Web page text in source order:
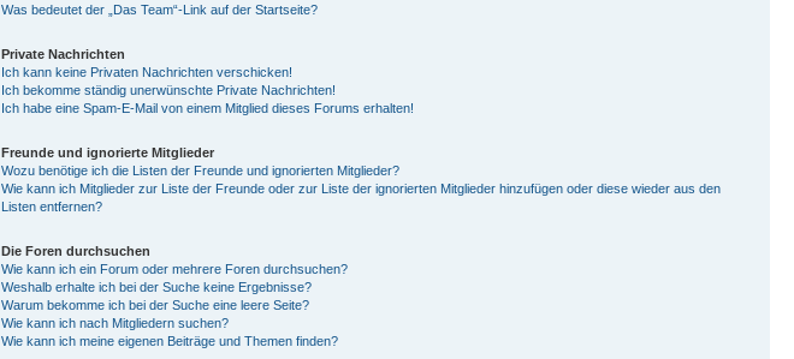
Was bedeutet der „Das Team“-Link auf der Startseite?
Private Nachrichten
Ich kann keine Privaten Nachrichten verschicken!
Ich bekomme ständig unerwünschte Private Nachrichten!
Ich habe eine Spam-E-Mail von einem Mitglied dieses Forums erhalten!
Freunde und ignorierte Mitglieder
Wozu benötige ich die Listen der Freunde und ignorierten Mitglieder?
Wie kann ich Mitglieder zur Liste der Freunde oder zur Liste der ignorierten Mitglieder hinzufügen oder diese wieder aus den
Listen entfernen?
Die Foren durchsuchen
Wie kann ich ein Forum oder mehrere Foren durchsuchen?
Weshalb erhalte ich bei der Suche keine Ergebnisse?
Warum bekomme ich bei der Suche eine leere Seite?
Wie kann ich nach Mitgliedern suchen?
Wie kann ich meine eigenen Beiträge und Themen finden?